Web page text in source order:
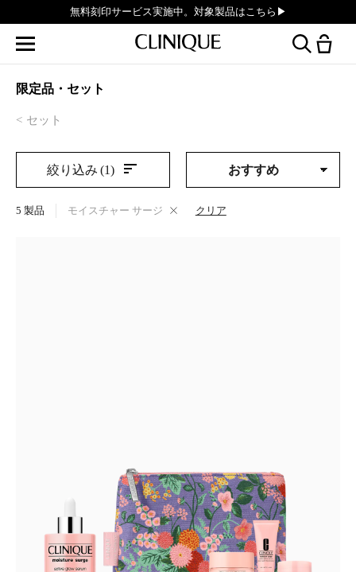
無料刻印サービス実施中。対象製品はこちら▶︎
限定品・セット
セット
絞り込み (1)
5 製品 モイスチャー サージ クリア